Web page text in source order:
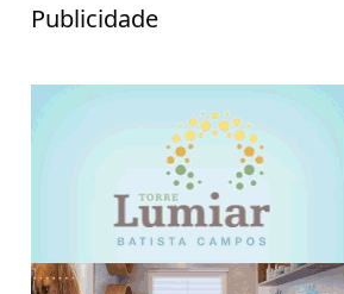
Publicidade